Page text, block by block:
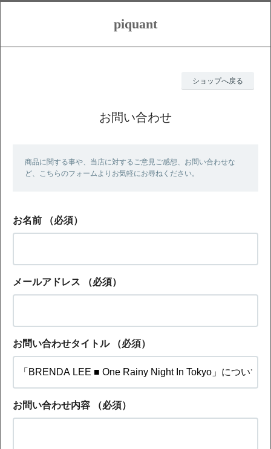
piquant
ショップへ戻る
お問い合わせ
商品に関する事や、当店に対するご意見ご感想、お問い合わせな
ど、こちらのフォームよりお気軽にお尋ねください。
お名前 （必須）
メールアドレス （必須）
お問い合わせタイトル （必須）
お問い合わせ内容 （必須）